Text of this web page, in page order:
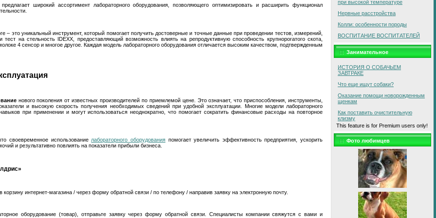
широкий ассортимент лабораторного оборудования, позволяющего оптимизировать и расширить функционал
– это уникальный инструмент, который помогает получить достоверные и точные данные при проведении тестов, измерений,
на стельность IDEXX, предоставляющий возможность влиять на репродуктивную способность крупнорогатого скота,
4 сенсор и многое другое. Каждая модель лабораторного оборудования отличается высоким качеством, подтвержденным
нового поколения от известных производителей по приемлемой цене. Это означает, что приспособления, инструменты,
и высокую скорость получения необходимых сведений при удобной эксплуатации. Многие модели лабораторного
при применении и могут использоваться неоднократно, что помогает сократить финансовые расходы на повторное
своевременное использование лабораторного оборудованияпомогает увеличить эффективность предприятия, ускорить
и результативно повлиять на показатели прибыли бизнеса.
интернет-магазина / через форму обратной связи / по телефону / направив заявку на электронную почту.
оборудование (товар), отправьте заявку через форму обратной связи. Специалисты компании свяжутся с вами и
при высокой температуре
Нервные расстройства
Колли: особенности породы
ВОСПИТАНИЕ ВОСПИТАТЕЛЕЙ
Занимательное
ИСТОРИЯ О СОБАЧЬЕМ
ЗАВТРАКЕ
Что еще ищут собаки?
Оказание помощи новорожденным
щенкам
Как поставить очистительную
клизму
This feature is for Premium users only!
Фото любимцев